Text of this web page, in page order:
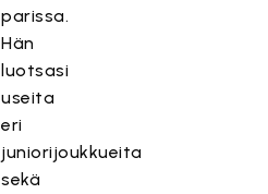
parissa.
Hän
luotsasi
useita
eri
juniorijoukkueita
sekä